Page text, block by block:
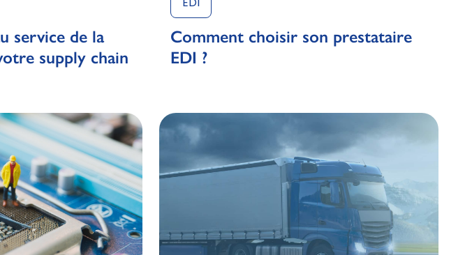
service de la
supply chain
EDI
Comment choisir son prestataire
EDI ?